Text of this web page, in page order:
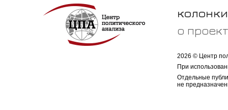
колонки
о
2026 © Центр
При
Отдельные
не